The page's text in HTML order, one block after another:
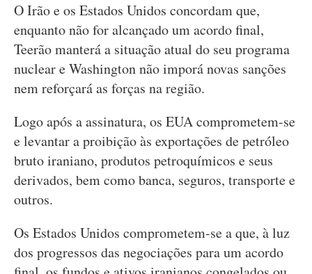
O Irão e os Estados Unidos concordam que,
enquanto não for alcançado um acordo final,
Teerão manterá a situação atual do seu programa
nuclear e Washington não imporá novas sanções
nem reforçará as forças na região.
Logo após a assinatura, os EUA comprometem-se
e levantar a proibição às exportações de petróleo
bruto iraniano, produtos petroquímicos e seus
derivados, bem como banca, seguros, transporte e
outros.
Os Estados Unidos comprometem-se a que, à luz
dos progressos das negociações para um acordo